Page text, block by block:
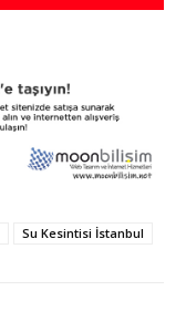
Su Kesintisi İstanbul